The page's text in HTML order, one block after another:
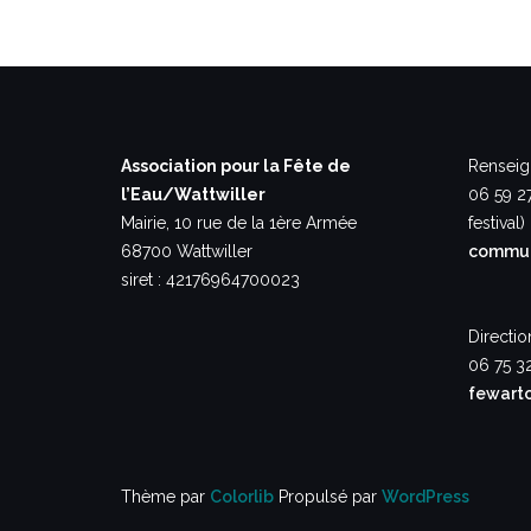
Association pour la Fête de
l’Eau/Wattwiller
Mairie, 10 rue de la 1ère Armée
68700 Wattwiller
siret : 42176964700023
06 59
festival)
06 75
Thème par Colorlib Propulsé par WordPress